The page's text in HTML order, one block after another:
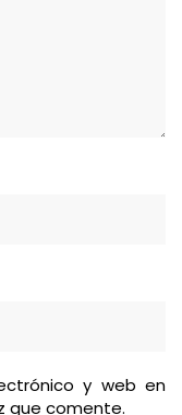
y web en
que comente.